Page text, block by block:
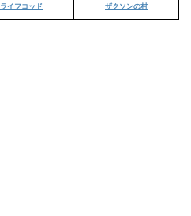
ライフコッド ザクソンの村